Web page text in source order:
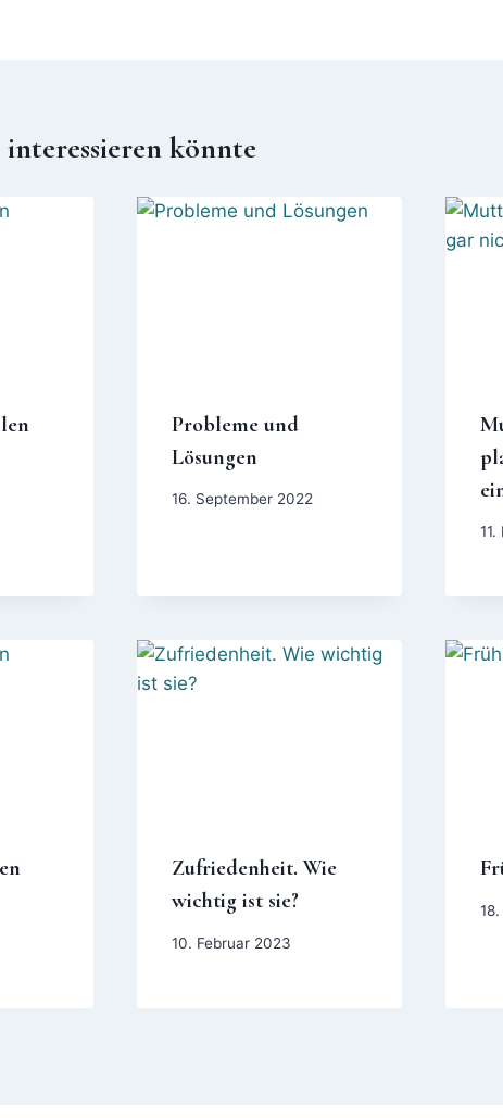
interessieren könnte
Probleme und
Lösungen
16. September 2022
Zufriedenheit. Wie
wichtig ist sie?
10. Februar 2023